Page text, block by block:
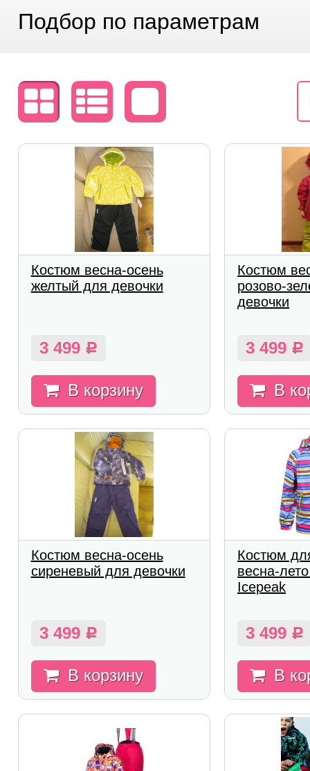
Подбор по параметрам
Костюм весна-осень
желтый для девочки
3 499 Р
В корзину
Костюм
розово-
девочки
3 499 Р
В
Костюм весна-осень
сиреневый для девочки
3 499 Р
В корзину
Костюм
весна-
Icepeak
3 499 Р
В